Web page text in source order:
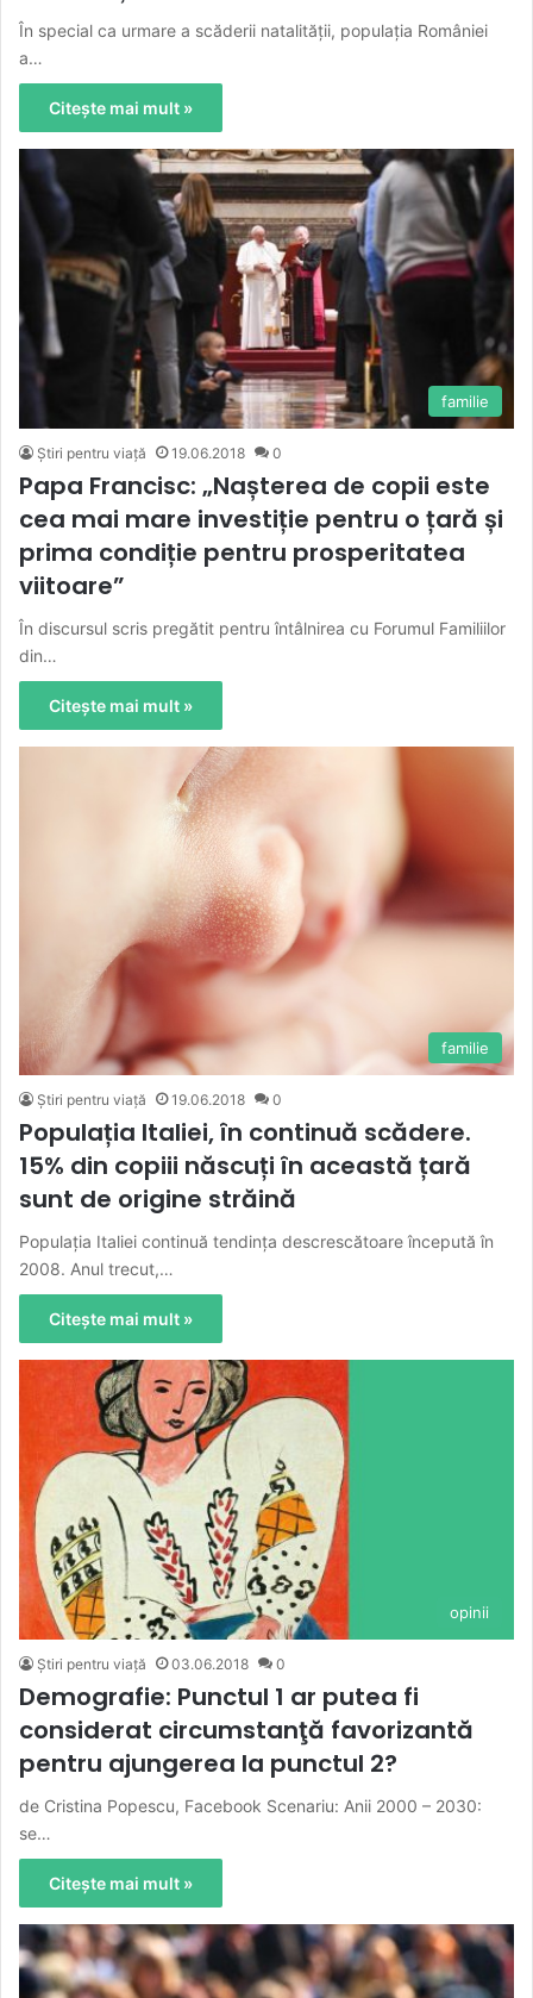
În special ca urmare a scăderii natalității, populația României
a…
Citește mai mult »
familie
Știri pentru viață 19.06.2018 0
Papa Francisc: „Nașterea de copii este
cea mai mare investiție pentru o țară și
prima condiție pentru prosperitatea
viitoare”
În discursul scris pregătit pentru întâlnirea cu Forumul Familiilor
din…
Citește mai mult »
familie
Știri pentru viață 19.06.2018 0
Populația Italiei, în continuă scădere.
15% din copiii născuți în această țară
sunt de origine străină
Populația Italiei continuă tendința descrescătoare începută în
2008. Anul trecut,…
Citește mai mult »
opinii
Știri pentru viață 03.06.2018 0
Demografie: Punctul 1 ar putea fi
considerat circumstanţă favorizantă
pentru ajungerea la punctul 2?
de Cristina Popescu, Facebook Scenariu: Anii 2000 – 2030:
se…
Citește mai mult »